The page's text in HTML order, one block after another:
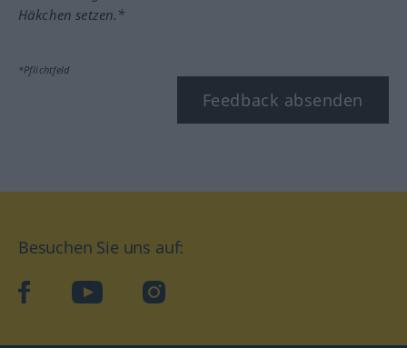
Häkchen setzen.*
*Pflichtfeld
Feedback absenden
Besuchen Sie uns auf:
facebookYouTube Instagram